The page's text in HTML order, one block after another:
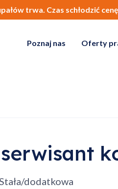
trwa. Czas schłodzić
Poznaj nas Oferty
dodatkowa